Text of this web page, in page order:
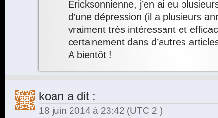
Ericksonnienne, j’en ai eu
d’une dépression (il a plusieurs
vraiment très intéressant et
certainement dans d’autres
A bientôt !
koan a dit :
18 juin 2014 à 23:42 (UTC 2 )